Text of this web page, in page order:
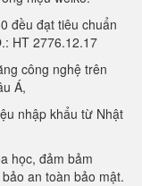
đều đạt tiêu chuẩn
HT 2776.12.17
công nghệ trên
Á,
nhập khẩu từ Nhật
học, đảm bảm
an toàn bảo mật.